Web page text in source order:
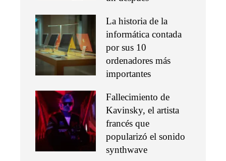
La historia de la
informática contada
por sus 10
ordenadores más
importantes
Fallecimiento de
Kavinsky, el artista
francés que
popularizó el sonido
synthwave